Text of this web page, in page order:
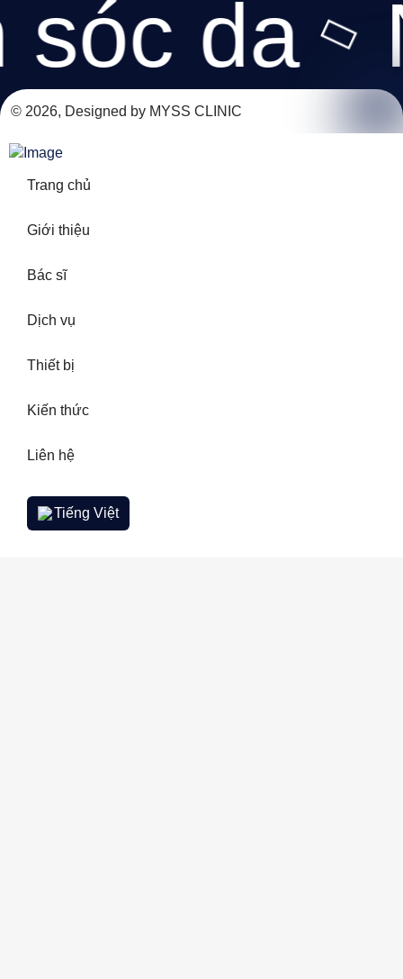
da
© 2026, Designed by MYSS CLINIC
Trang chủ
Giới thiệu
Bác sĩ
Dịch vụ
Thiết bị
Kiến thức
Liên hệ
Tiếng Việt